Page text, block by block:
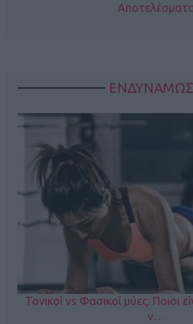
Τονικοί vs Φασικοί μύες: Ποιοι
ν…